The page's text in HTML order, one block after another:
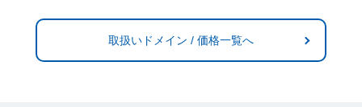
取扱いドメイン / 価格一覧へ